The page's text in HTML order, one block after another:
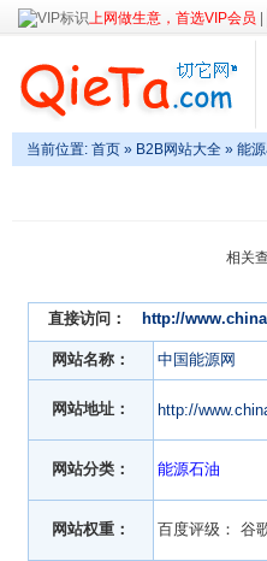
上网做生意，首选VIP会员
当前位置: 首页 » B2B网站大全 » 能
相关
直接访问： http://
网站名称： 中国能源网
网站地址： http://
网站分类： 能源石油
网站权重： 百度评级： 谷